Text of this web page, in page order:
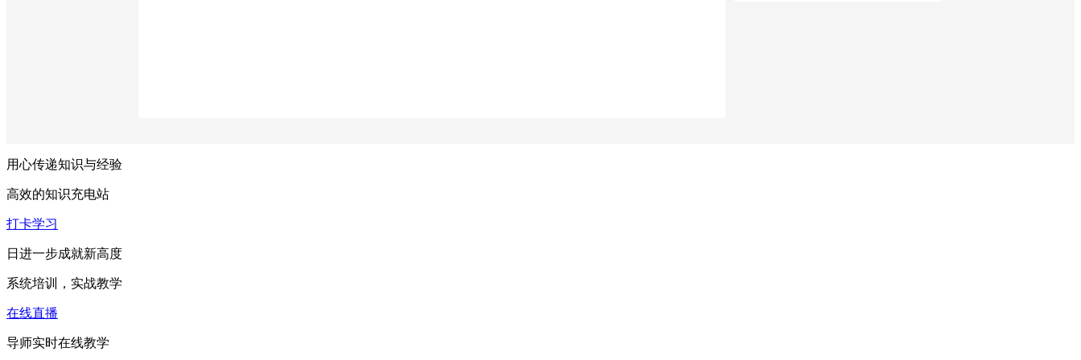
用心传递知识与经验
高效的知识充电站
打卡学习
日进一步成就新高度
系统培训，实战教学
在线直播
导师实时在线教学